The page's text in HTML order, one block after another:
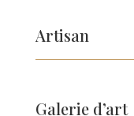
Artisan
Galerie d’art